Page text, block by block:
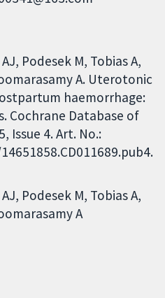
Podesek M, Tobias A,
A. Uterotonic
haemorrhage:
Cochrane Database of
Issue 4. Art. No.:
Podesek M Tobias A
A